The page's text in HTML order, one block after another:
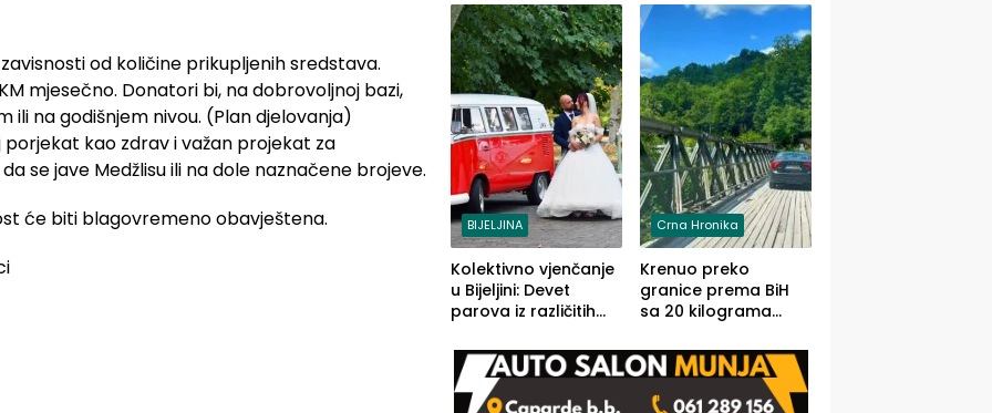
od količine prikupljenih sredstava.
mjesečno. Donatori bi, na dobrovoljnoj bazi,
ili na godišnjem nivou. (Plan djelovanja)
kao zdrav i važan projekat za
se jave Medžlisu ili na dole naznačene brojeve.
će biti blagovremeno obavještena.
ulovom od 2.040
grama (FOTO)
BIJELJINA
Kolektivno vjenčanje
u Bijeljini: Devet
parova iz različitih
izgovorilo
sudbonosno da
Crna Hronika
Krenuo preko
granice prema BiH
sa 20 kilograma
u automobilu